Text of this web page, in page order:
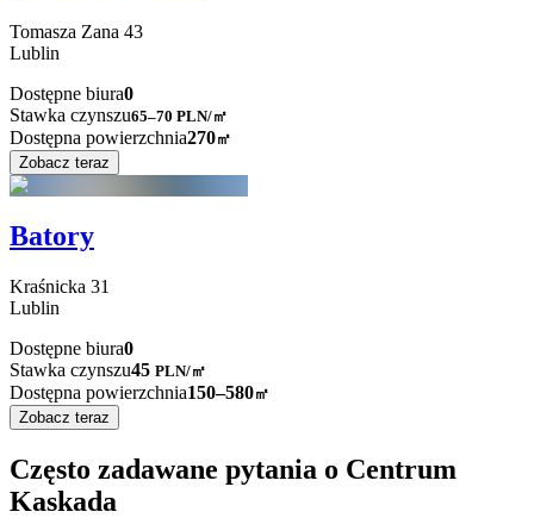
Tomasza Zana 43
Lublin
Dostępne biura0
Stawka czynszu65–70 PLN/㎡
Dostępna powierzchnia270㎡
Zobacz teraz
Batory
Kraśnicka 31
Lublin
Dostępne biura0
Stawka czynszu45 PLN/㎡
Dostępna powierzchnia150–580㎡
Zobacz teraz
Często zadawane pytania o Centrum
Kaskada